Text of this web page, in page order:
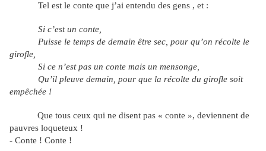
Tel est le conte que j’ai entendu des gens , et :
Si c’est un conte,
Puisse le temps de demain être sec, pour qu’on récolte le
girofle,
Si ce n’est pas un conte mais un mensonge,
Qu’il pleuve demain, pour que la récolte du girofle soit
empêchée !
Que tous ceux qui ne disent pas « conte », deviennent de
pauvres loqueteux !
- Conte ! Conte !